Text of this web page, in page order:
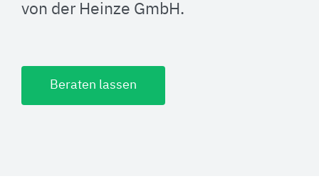
von der Heinze GmbH.
Beraten lassen